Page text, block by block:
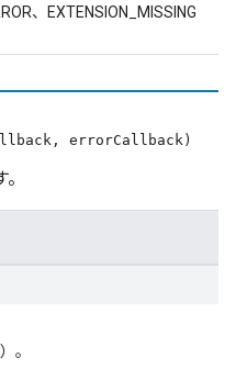
、EXTENSION_MISSING
errorCallback)
。